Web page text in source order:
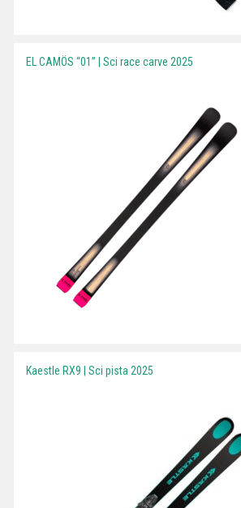
EL CAMÖS “01” | Sci race carve 2025
Kaestle RX9 | Sci pista 2025